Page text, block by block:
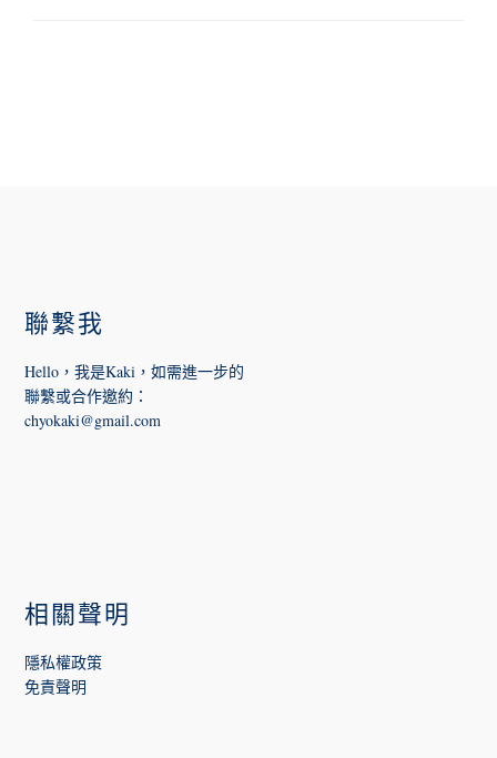
聯繫我
Hello，我是Kaki，如需進一步的
聯繫或合作邀約 ：
chyokaki@gmail.com
相關聲明
隱私權政策
免責聲明